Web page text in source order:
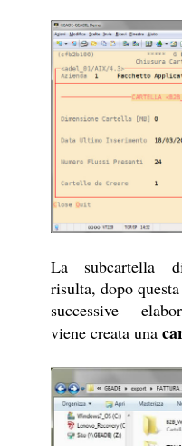
La subcartella
risulta, dopo
successive
viene creata una